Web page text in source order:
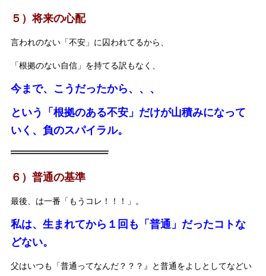
５）将来の心配
言われのない「不安」に囚われてるから、
「根拠のない自信」を持てる訳もなく、
今まで、こうだったから、、、
という「根拠のある不安」だけが山積みになって
いく、負のスパイラル。
６）普通の基準
最後、は一番「もうコレ！！！」。
私は、生まれてから１回も「普通」だったコトな
どない。
父はいつも「普通ってなんだ？？？』と普通をよしとしてなどい